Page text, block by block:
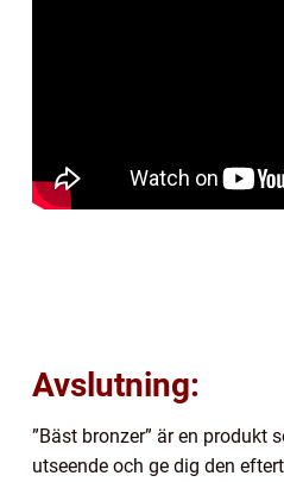
Avslutning:
”Bäst bronzer” är en produkt
utseende och ge dig den